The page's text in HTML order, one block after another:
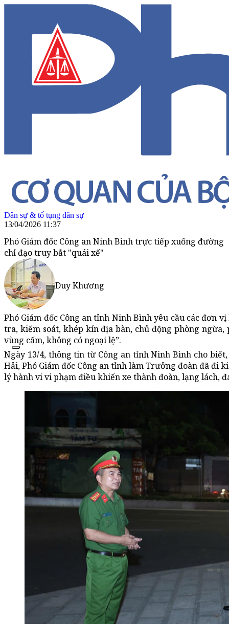
Dân sự & tố tụng dân sự
13/04/2026 11:37
Phó Giám đốc Công an Ninh Bình trực tiếp xuống đường
chỉ đạo truy bắt "quái xế"
Duy Khương
Phó Giám đốc Công an tỉnh Ninh Bình yêu cầu các đơn
tra, kiểm soát, khép kín địa bàn, chủ động phòng
vùng cấm, không có ngoại lệ”.
Ngày 13/4, thông tin từ Công an tỉnh Ninh Bình cho
Hải, Phó Giám đốc Công an tỉnh làm Trưởng đoàn đã đi
lý hành vi vi phạm điều khiển xe thành đoàn, lạng lách,